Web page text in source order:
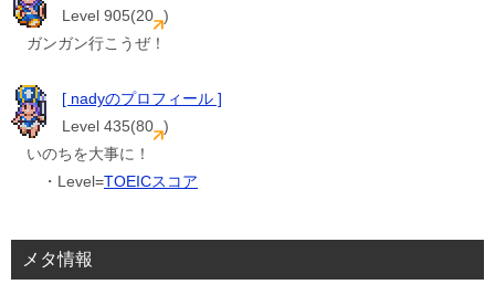
Level 905(20 )
ガンガン行こうぜ！
[ nadyのプロフィール ]
Level 435(80 )
いのちを大事に！
・Level=TOEICスコア
メタ情報